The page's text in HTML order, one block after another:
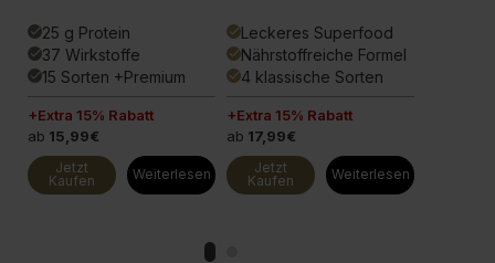
done25 g Protein
done37 Wirkstoffe
done15 Sorten +Premium
+Extra 15% Rabatt
ab 15,99€
Jetzt
Kaufen
Weiterlesen
doneLeckeres Superfood
doneNährstoffreiche Formel
done4 klassische Sorten
+Extra 15% Rabatt
ab 17,99€
Jetzt
Kaufen
Weiterlesen